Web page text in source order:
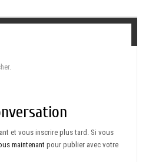
et vous inscrire plus tard. Si vous
maintenant pour publier avec votre